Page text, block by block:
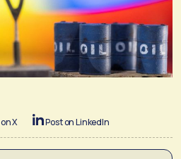
X Post on LinkedIn